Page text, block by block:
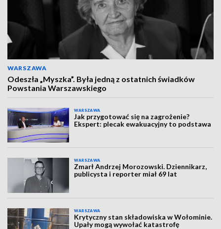
WARSZAWA
Odeszła „Myszka”. Była jedną z ostatnich świadków
Powstania Warszawskiego
WARSZAWA
Jak przygotować się na zagrożenie?
Ekspert: plecak ewakuacyjny to podstawa
WARSZAWA
Zmarł Andrzej Morozowski. Dziennikarz,
publicysta i reporter miał 69 lat
WARSZAWA
Krytyczny stan składowiska w Wołominie.
Upały mogą wywołać katastrofę